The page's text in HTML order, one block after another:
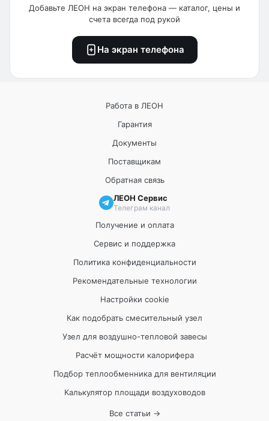
Добавьте ЛЕОН на экран телефона — каталог, цены и
счета всегда под рукой
На экран телефона
Работа в ЛЕОН
Гарантия
Документы
Поставщикам
Обратная связь
ЛЕОН Сервис
Телеграм канал
Получение и оплата
Сервис и поддержка
Политика конфиденциальности
Рекомендательные технологии
Настройки cookie
Как подобрать смесительный узел
Узел для воздушно-тепловой завесы
Расчёт мощности калорифера
Подбор теплообменника для вентиляции
Калькулятор площади воздуховодов
Все статьи →